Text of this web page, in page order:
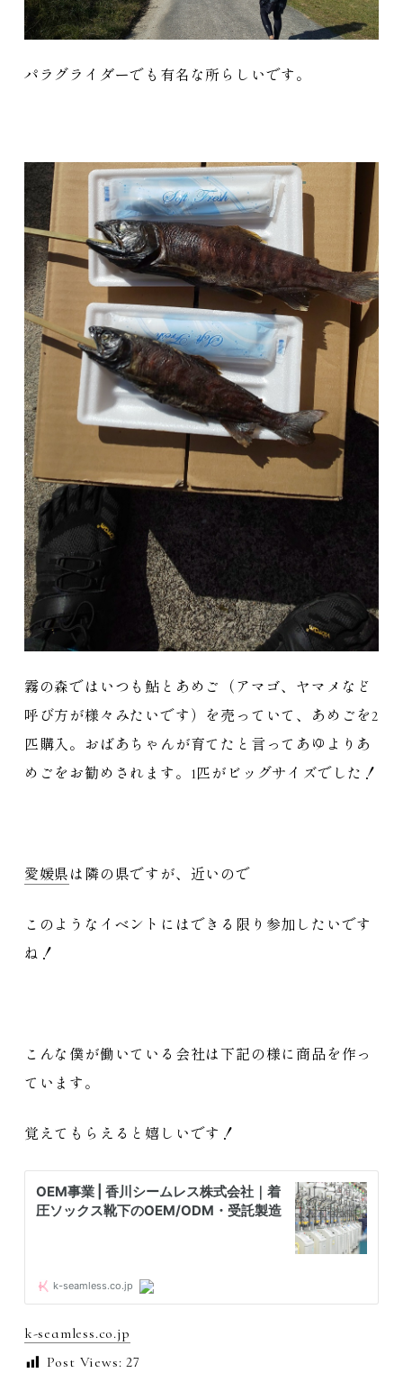
パラグライダーでも有名な所らしいです。
霧の森ではいつも鮎とあめご（アマゴ、ヤマメなど
呼び方が様々みたいです）を売っていて、あめごを2
匹購入。おばあちゃんが育てたと言ってあゆよりあ
めごをお勧めされます。1匹がビッグサイズでした！
愛媛県 は隣の県ですが、近いので
このようなイベントにはできる限り参加したいです
ね！
こんな僕が働いている会社は下記の様に商品を作っ
ています。
覚えてもらえると嬉しいです！
k-seamless.co.jp
Post Views: 27